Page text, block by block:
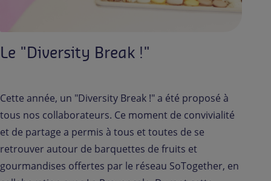
Le "Diversity Break !"
Cette année, un "Diversity Break !" a été proposé à
tous nos collaborateurs. Ce moment de convivialité
et de partage a permis à tous et toutes de se
retrouver autour de barquettes de fruits et
gourmandises offertes par le réseau SoTogether, en